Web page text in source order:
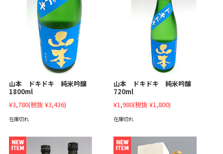
山本 ドキドキ 純米吟醸
1800ml
¥3,780(税抜 ¥3,436)
在庫切れ
山本 ドキドキ 純米吟醸
720ml
¥1,980(税抜 ¥1,800)
在庫切れ